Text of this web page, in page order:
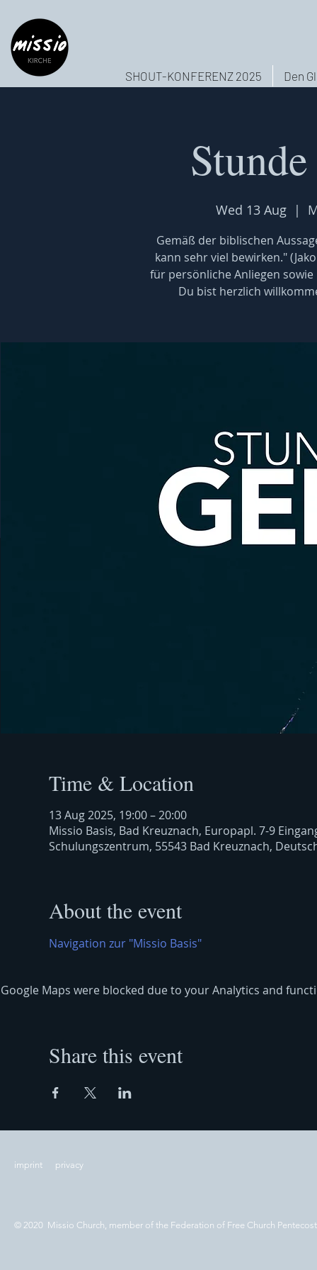
Den
SHOUT-KONFERENZ 2025
Wed 13 Aug
  |
Gemäß der biblischen
kann sehr viel bewirken."
für persönliche Anliegen
Du bist herzlich
Time & Location
13 Aug 2025, 19:00 – 20:00
Missio Basis, Bad Kreuznach, Europapl. 7-9
Schulungszentrum, 55543 Bad Kreuznach,
About the event
Navigation zur "Missio Basis"
Google Maps were blocked due to your Analytics and
Share this event
imprint privacy
© 2020 Missio Church, member of the Federation of Free Church